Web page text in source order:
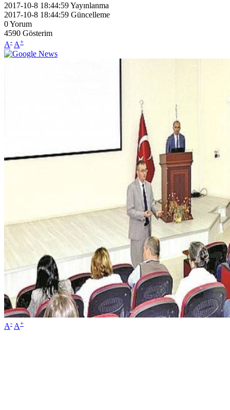
2017-10-8 18:44:59Yayınlanma
2017-10-8 18:44:59 Güncelleme
0Yorum
4590 Gösterim
A- A+
A- A+